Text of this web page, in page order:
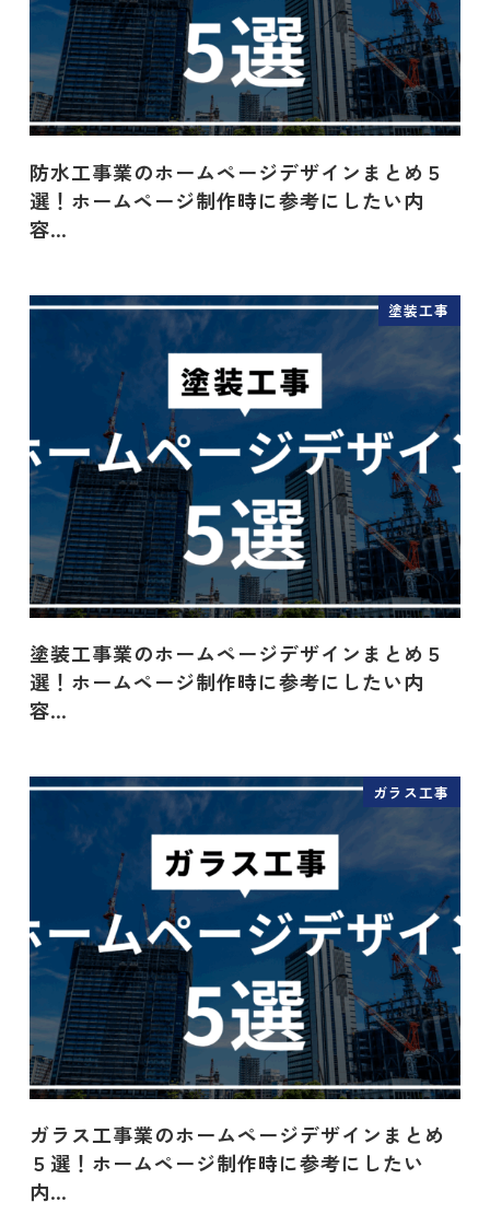
防水工事業のホームページデザインまとめ５
選！ホームページ制作時に参考にしたい内
容…
塗装工事
塗装工事業のホームページデザインまとめ５
選！ホームページ制作時に参考にしたい内
容…
ガラス工事
ガラス工事業のホームページデザインまとめ
５選！ホームページ制作時に参考にしたい
内…